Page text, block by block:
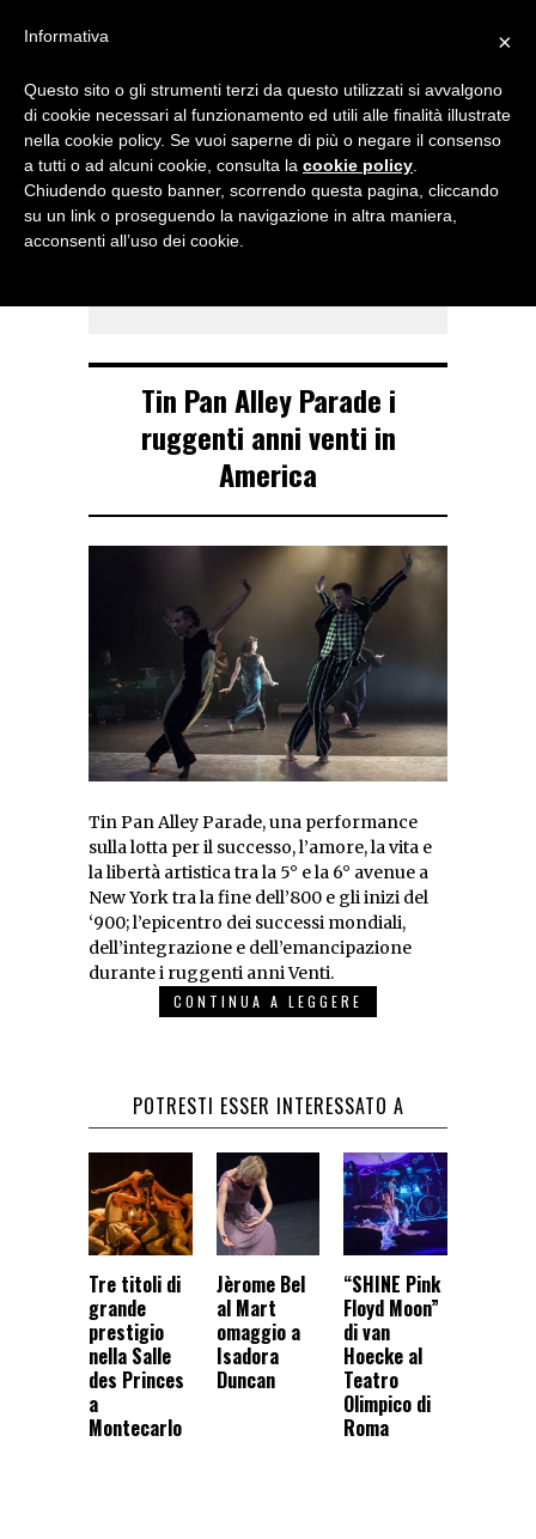
NOTIZIE DI DANZA IN ITALIA E ALL’ESTERO, PER DANZATORI,
TAG ARCHIVE
Tin Pan Alley
Tin Pan Alley Parade i
ruggenti anni venti in
America
Tin Pan Alley Parade, una performance
sulla lotta per il successo, l’amore, la vita e
la libertà artistica tra la 5° e la 6° avenue a
New York tra la fine dell’800 e gli inizi del
‘900; l’epicentro dei successi mondiali,
dell’integrazione e dell’emancipazione
durante i ruggenti anni Venti.
CONTINUA A LEGGERE
POTRESTI ESSER INTERESSATO A
Tre titoli di
grande
prestigio
nella Salle
des Princes
a
Montecarlo
Jèrome Bel
al Mart
omaggio a
Isadora
Duncan
“SHINE Pink
Floyd Moon”
di van
Hoecke al
Teatro
Olimpico di
Roma
×
Informativa
Questo sito o gli strumenti terzi da questo utilizzati si avvalgono
di cookie necessari al funzionamento ed utili alle finalità illustrate
nella cookie policy. Se vuoi saperne di più o negare il consenso
a tutti o ad alcuni cookie, consulta la cookie policy
Chiudendo questo banner, scorrendo questa pagina, cliccando
su un link o proseguendo la navigazione in altra maniera,
acconsenti all’uso dei cookie.